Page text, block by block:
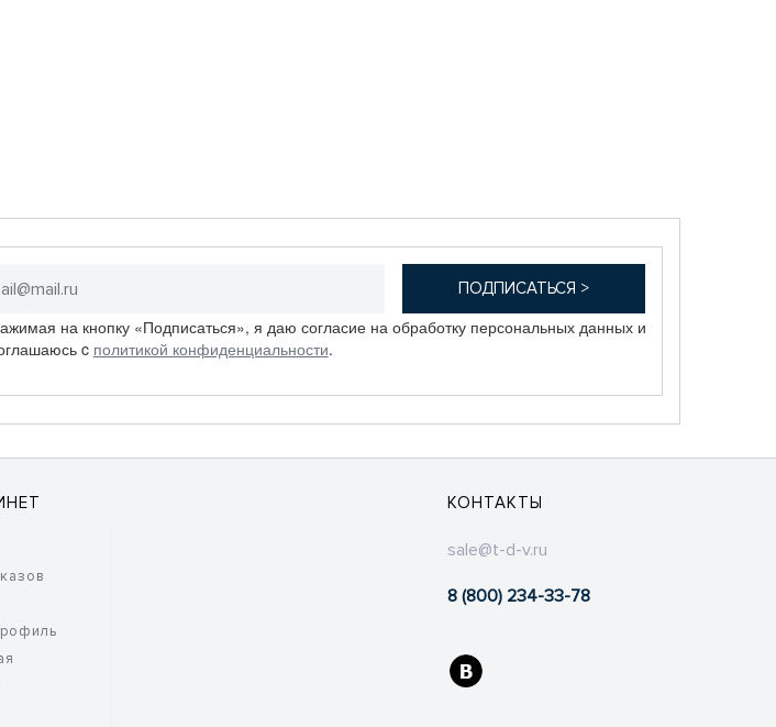
на кнопку «Подписаться», я даю согласие на обработку персональных данных и
c политикой конфиденциальности.
КОНТАКТЫ
sale@t-d-v.ru
8 (800) 234-33-78